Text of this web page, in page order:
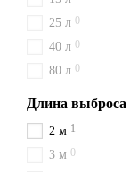
25 л 0
40 л 0
80 л 0
Длина выброса
2 м 1
3 м 0